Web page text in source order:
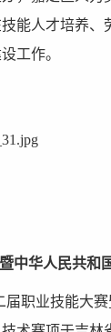
能人才培养
工作。
中华人民共和
届职业技能大